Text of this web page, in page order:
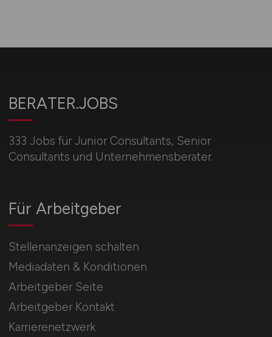
BERATER.JOBS
333 Jobs für Junior Consultants, Senior
Consultants und Unternehmensberater.
Für Arbeitgeber
Stellenanzeigen schalten
Mediadaten & Konditionen
Arbeitgeber Seite
Arbeitgeber Kontakt
Karrierenetzwerk